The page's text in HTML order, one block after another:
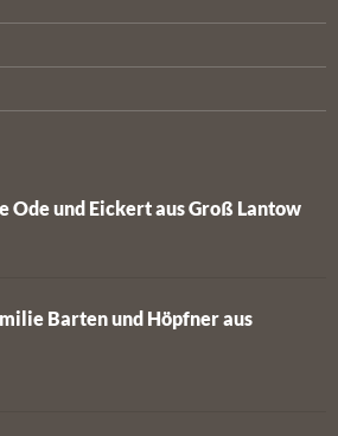
Ode und Eickert aus Groß Lantow
Barten und Höpfner aus